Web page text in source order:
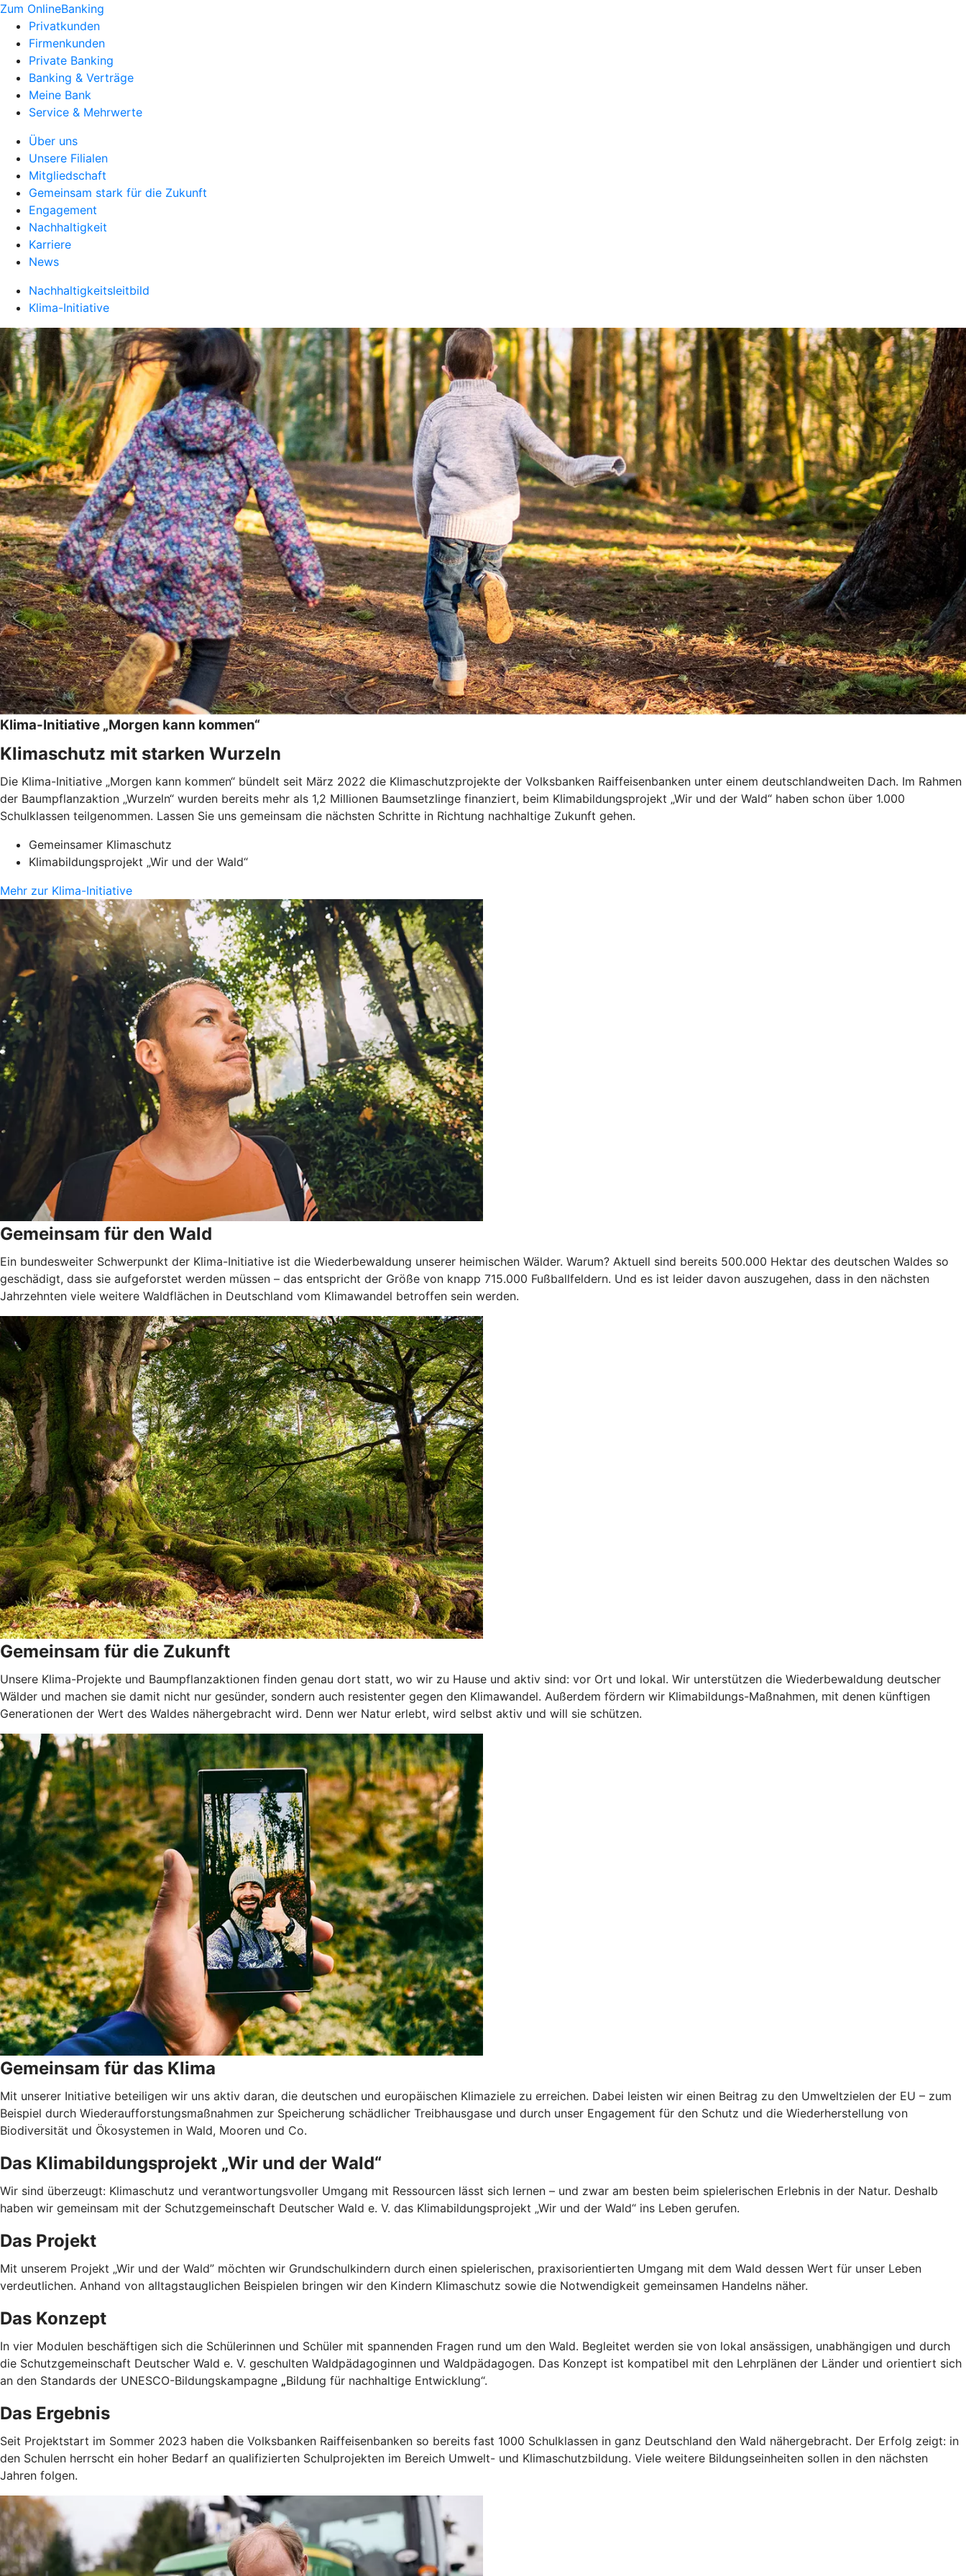
Zum OnlineBanking
Privatkunden
Firmenkunden
Private Banking
Banking & Verträge
Meine Bank
Service & Mehrwerte
Über uns
Unsere Filialen
Mitgliedschaft
Gemeinsam stark für die Zukunft
Engagement
Nachhaltigkeit
Karriere
News
Nachhaltigkeitsleitbild
Klima-Initiative
Klima-Initiative „Morgen kann kommen“
Klimaschutz mit starken Wurzeln
Die Klima-Initiative „Morgen kann kommen“ bündelt seit März 2022 die Klimaschutzprojekte der Volksbanken Raiffeisenbanken unter einem deutschlandweiten Dach. Im Rahmen
der Baumpflanzaktion „Wurzeln“ wurden bereits mehr als 1,2 Millionen Baumsetzlinge finanziert, beim Klimabildungsprojekt „Wir und der Wald“ haben schon über 1.000
Schulklassen teilgenommen. Lassen Sie uns gemeinsam die nächsten Schritte in Richtung nachhaltige Zukunft gehen.
Gemeinsamer Klimaschutz
Klimabildungsprojekt „Wir und der Wald“
Mehr zur Klima-Initiative
Gemeinsam für den Wald
Ein bundesweiter Schwerpunkt der Klima-Initiative ist die Wiederbewaldung unserer heimischen Wälder. Warum? Aktuell sind bereits 500.000 Hektar des deutschen Waldes so
geschädigt, dass sie aufgeforstet werden müssen – das entspricht der Größe von knapp 715.000 Fußballfeldern. Und es ist leider davon auszugehen, dass in den nächsten
Jahrzehnten viele weitere Waldflächen in Deutschland vom Klimawandel betroffen sein werden.
Gemeinsam für die Zukunft
Unsere Klima-Projekte und Baumpflanzaktionen finden genau dort statt, wo wir zu Hause und aktiv sind: vor Ort und lokal. Wir unterstützen die Wiederbewaldung deutscher
Wälder und machen sie damit nicht nur gesünder, sondern auch resistenter gegen den Klimawandel. Außerdem fördern wir Klimabildungs-Maßnahmen, mit denen künftigen
Generationen der Wert des Waldes nähergebracht wird. Denn wer Natur erlebt, wird selbst aktiv und will sie schützen.
Gemeinsam für das Klima
Mit unserer Initiative beteiligen wir uns aktiv daran, die deutschen und europäischen Klimaziele zu erreichen. Dabei leisten wir einen Beitrag zu den Umweltzielen der EU – zum
Beispiel durch Wiederaufforstungsmaßnahmen zur Speicherung schädlicher Treibhausgase und durch unser Engagement für den Schutz und die Wiederherstellung von
Biodiversität und Ökosystemen in Wald, Mooren und Co.
Das Klimabildungsprojekt „Wir und der Wald“
Wir sind überzeugt: Klimaschutz und verantwortungsvoller Umgang mit Ressourcen lässt sich lernen – und zwar am besten beim spielerischen Erlebnis in der Natur. Deshalb
haben wir gemeinsam mit der Schutzgemeinschaft Deutscher Wald e. V. das Klimabildungsprojekt „Wir und der Wald“ ins Leben gerufen.
Das Projekt
Mit unserem Projekt „Wir und der Wald” möchten wir Grundschulkindern durch einen spielerischen, praxisorientierten Umgang mit dem Wald dessen Wert für unser Leben
verdeutlichen. Anhand von alltagstauglichen Beispielen bringen wir den Kindern Klimaschutz sowie die Notwendigkeit gemeinsamen Handelns näher.
Das Konzept
In vier Modulen beschäftigen sich die Schülerinnen und Schüler mit spannenden Fragen rund um den Wald. Begleitet werden sie von lokal ansässigen, unabhängigen und durch
die Schutzgemeinschaft Deutscher Wald e. V. geschulten Waldpädagoginnen und Waldpädagogen. Das Konzept ist kompatibel mit den Lehrplänen der Länder und orientiert sich
an den Standards der UNESCO-Bildungskampagne „Bildung für nachhaltige Entwicklung“.
Das Ergebnis
Seit Projektstart im Sommer 2023 haben die Volksbanken Raiffeisenbanken so bereits fast 1000 Schulklassen in ganz Deutschland den Wald nähergebracht. Der Erfolg zeigt: in
den Schulen herrscht ein hoher Bedarf an qualifizierten Schulprojekten im Bereich Umwelt- und Klimaschutzbildung. Viele weitere Bildungseinheiten sollen in den nächsten
Jahren folgen.